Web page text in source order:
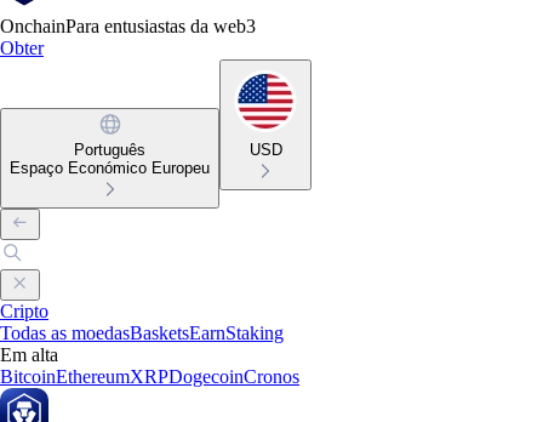
OnchainPara entusiastas da web3
Obter
Português
Espaço Económico Europeu
USD
Cripto
Todas as moedasBasketsEarnStaking
Em alta
BitcoinEthereumXRPDogecoinCronos